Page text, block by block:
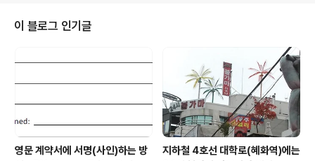
림욕을 체험한다는 그 느낌이 스스로 들었습니다. 가족끼
리 간만에 여행을 떠나니 왠지 충전도 되는 것 같고 느낌이
떻게 자연의 색깔이 저리도 이쁠 수 있을 까… 하는 생각이
들었습니다. 아래 박대기 나무 앞에서 두 어린이… 장난도
이 블로그 인기글
영문 계약서에 서명(사인)하는 방
지하철 4호선 대학로(혜화역)에는